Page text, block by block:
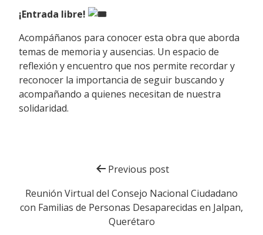
¡Entrada libre!
Acompáñanos para conocer esta obra que aborda
temas de memoria y ausencias. Un espacio de
reflexión y encuentro que nos permite recordar y
reconocer la importancia de seguir buscando y
acompañando a quienes necesitan de nuestra
solidaridad.
Navegación
de
entradas
Previous post
Reunión Virtual del Consejo Nacional Ciudadano
con Familias de Personas Desaparecidas en Jalpan,
Querétaro